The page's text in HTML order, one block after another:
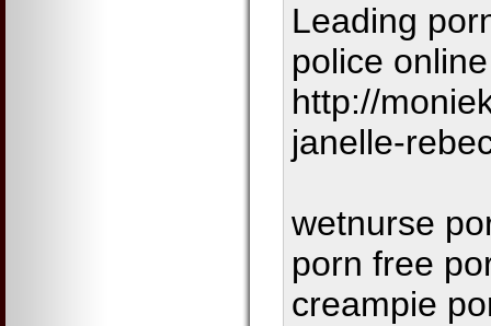
Leading
police
http://
janelle-
wetnurse
porn free
creampie